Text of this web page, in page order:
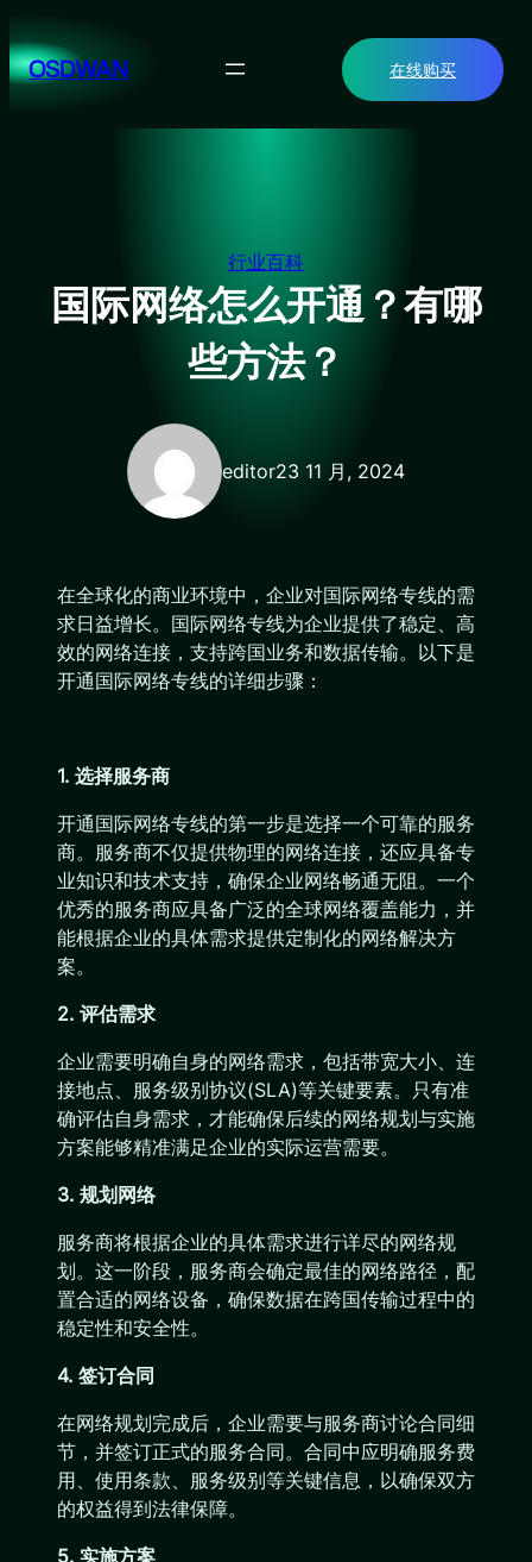
至
内OSDWAN 在线购买
行业百科
国际网络怎么开通？有哪
些方法？
editor23 11 月, 2024
在全球化的商业环境中，企业对国际网络专线的需
求日益增长。国际网络专线为企业提供了稳定、高
效的网络连接，支持跨国业务和数据传输。以下是
开通国际网络专线的详细步骤：
1. 选择服务商
开通国际网络专线的第一步是选择一个可靠的服务
商。服务商不仅提供物理的网络连接，还应具备专
业知识和技术支持，确保企业网络畅通无阻。一个
优秀的服务商应具备广泛的全球网络覆盖能力，并
能根据企业的具体需求提供定制化的网络解决方
案。
2. 评估需求
企业需要明确自身的网络需求，包括带宽大小、连
接地点、服务级别协议(SLA)等关键要素。只有准
确评估自身需求，才能确保后续的网络规划与实施
方案能够精准满足企业的实际运营需要。
3. 规划网络
服务商将根据企业的具体需求进行详尽的网络规
划。这一阶段，服务商会确定最佳的网络路径，配
置合适的网络设备，确保数据在跨国传输过程中的
稳定性和安全性。
4. 签订合同
在网络规划完成后，企业需要与服务商讨论合同细
节，并签订正式的服务合同。合同中应明确服务费
用、使用条款、服务级别等关键信息，以确保双方
的权益得到法律保障。
5. 实施方案